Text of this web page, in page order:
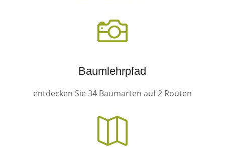

Baumlehrpfad
entdecken Sie 34 Baumarten auf 2 Routen
